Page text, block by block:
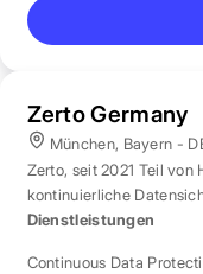
Zerto Germany
München, Bayern -
Zerto, seit 2021 Teil von
kontinuierliche
Dienstleistungen
Continuous Data